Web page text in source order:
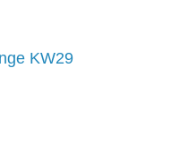
KW29